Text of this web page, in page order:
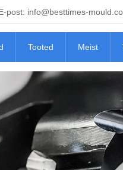
post: info@besttimes-
Tooted Meist